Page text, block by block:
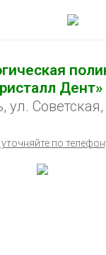
Дент»
ул.
уточняйте по